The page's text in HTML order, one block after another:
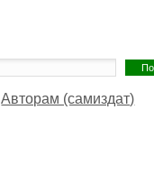
Авторам (самиздат)